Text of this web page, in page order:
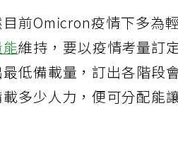
前Omicron疫情下多為輕
能維持，要以疫情考量訂
低備載量，訂出各階段會
多少人力，便可分配能